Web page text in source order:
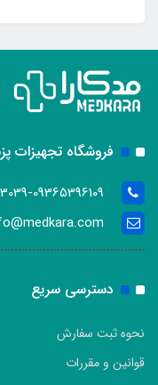
فروشگاه تجهیزات
09365396109- 02844413013
دسترسی سریع
نحوه ثبت سفارش
قوانین و مقررات